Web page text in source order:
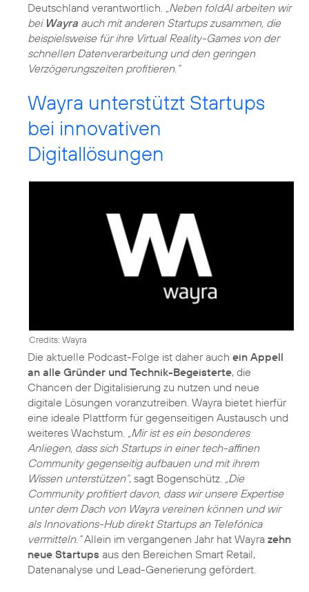
Deutschland verantwortlich.
„Neben foldAI arbeiten wir
bei Wayra auch mit anderen Startups zusammen, die
beispielsweise für ihre Virtual Reality-Games von der
schnellen Datenverarbeitung und den geringen
Verzögerungszeiten profitieren.“
Wayra unterstützt Startups
bei innovativen
Digitallösungen
Credits: Wayra
Die aktuelle Podcast-Folge ist daher auch ein Appell
an alle Gründer und Technik-Begeisterte, die
Chancen der Digitalisierung zu nutzen und neue
digitale Lösungen voranzutreiben. Wayra bietet hierfür
eine ideale Plattform für gegenseitigen Austausch und
weiteres Wachstum. „Mir ist es ein besonderes
Anliegen, dass sich Startups in einer tech-affinen
Community gegenseitig aufbauen und mit ihrem
Wissen unterstützen“, sagt Bogenschütz. „Die
Community profitiert davon, dass wir unsere Expertise
unter dem Dach von Wayra vereinen können und wir
als Innovations-Hub direkt Startups an Telefónica
vermitteln.“Allein im vergangenen Jahr hat Wayra zehn
neue Startups aus den Bereichen Smart Retail,
Datenanalyse und Lead-Generierung gefördert.